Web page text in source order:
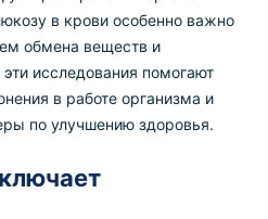
в крови особенно важно
обмена веществ и
исследования помогают
в работе организма и
по улучшению здоровья.